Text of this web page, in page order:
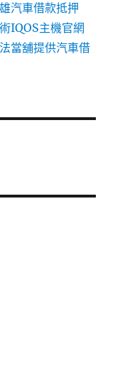
汽車借款抵押
IQOS主機官網
當舖提供汽車借